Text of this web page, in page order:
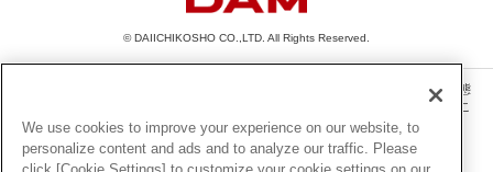
© DAIICHIKOSHO CO.,LTD. All Rights Reserved.
このサイトに掲載されている一切の文章・画像・写真・動画・音声等を、手段や形態
を問わず、著作権法の定める範囲を超えて無断で複製、転載、ファイル化などするこ
とを禁じます。
楽曲及びコンテンツは、機種によりご利用いただけない場合があります。
We use cookies to improve your experience on our website, to
personalize content and ads and to analyze our traffic. Please